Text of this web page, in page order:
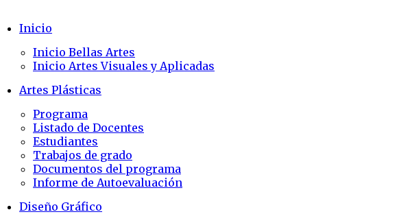
Inicio
Inicio Bellas Artes
Inicio Artes Visuales y Aplicadas
Artes Plásticas
Programa
Listado de Docentes
Estudiantes
Trabajos de grado
Documentos del programa
Informe de Autoevaluación
Diseño Gráfico